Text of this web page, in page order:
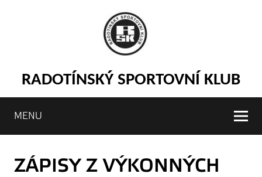
RADOTÍNSKÝ SPORTOVNÍ KLUB
MENU
ZÁPISY Z VÝKONNÝCH